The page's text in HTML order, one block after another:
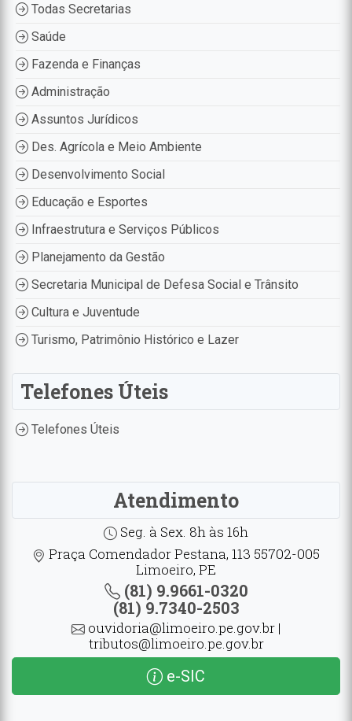
Todas Secretarias
Saúde
Fazenda e Finanças
Administração
Assuntos Jurídicos
Des. Agrícola e Meio Ambiente
Desenvolvimento Social
Educação e Esportes
Infraestrutura e Serviços Públicos
Planejamento da Gestão
Secretaria Municipal de Defesa Social e Trânsito
Cultura e Juventude
Turismo, Patrimônio Histórico e Lazer
Telefones Úteis
Telefones Úteis
Atendimento
Seg. à Sex. 8h às 16h
Praça Comendador Pestana, 113 55702-005
Limoeiro, PE
(81) 9.9661-0320
(81) 9.7340-2503
ouvidoria@limoeiro.pe.gov.br |
tributos@limoeiro.pe.gov.br
e-SIC